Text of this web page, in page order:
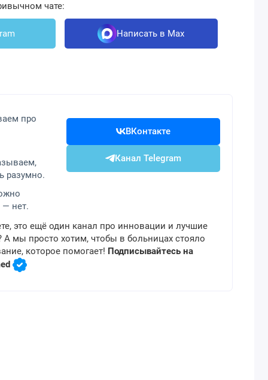
чате:
Написать в Max
про
разумно.
— нет.
ВКонтакте
Канал Telegram
это ещё один канал про инновации и лучшие
А мы просто хотим, чтобы в больницах стояло
которое помогает! Подписывайтесь на